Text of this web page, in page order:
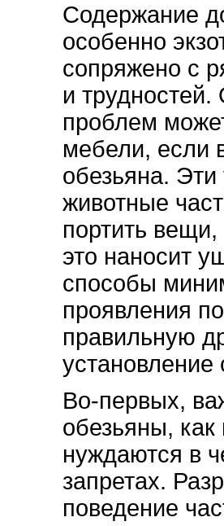
Содержание
особенно
сопряжено с
и трудностей.
проблем
мебели, если
обезьяна.
животные
портить вещи,
это наносит
способы
проявления
правильную
установление
Во-первых,
обезьяны,
нуждаются в
запретах.
поведение